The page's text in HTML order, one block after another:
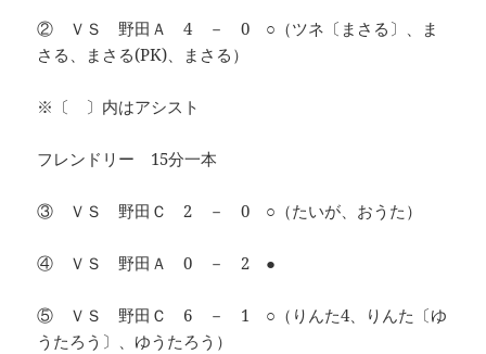
② ＶＳ 野田Ａ 4 － 0 ○（ツネ〔まさる〕、ま
さる、まさる(PK)、まさる）
※〔 〕内はアシスト
フレンドリー 15分一本
③ ＶＳ 野田Ｃ 2 － 0 ○（たいが、おうた）
④ ＶＳ 野田Ａ 0 － 2 ●
⑤ ＶＳ 野田Ｃ 6 － 1 ○（りんた4、りんた〔ゆ
うたろう〕、ゆうたろう）